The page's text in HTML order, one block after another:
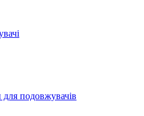
подовжувачів